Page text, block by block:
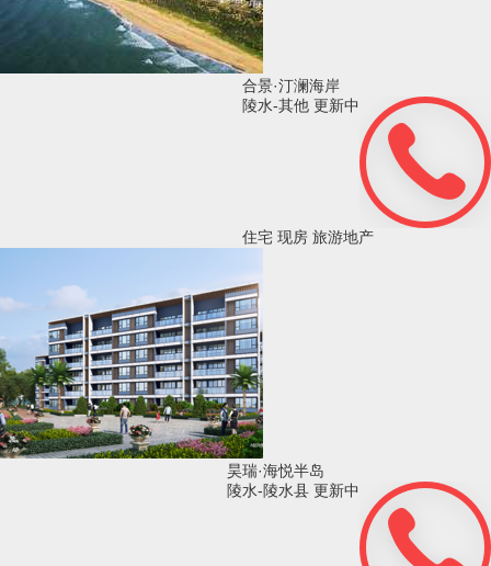
合景·汀澜海岸
陵水-其他 更新中
住宅 现房 旅游地产
昊瑞·海悦半岛
陵水-陵水县 更新中